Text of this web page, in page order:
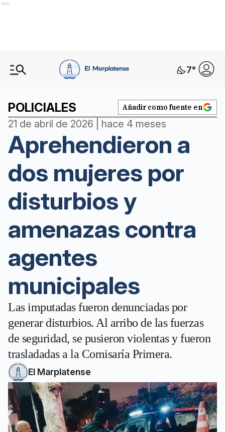
Ads
7°
POLICIALES Añadir como fuente en
21 de abril de 2026 | hace 4 meses
Aprehendieron a
dos mujeres por
disturbios y
amenazas contra
agentes
municipales
Las imputadas fueron denunciadas por
generar disturbios. Al arribo de las fuerzas
de seguridad, se pusieron violentas y fueron
trasladadas a la Comisaría Primera.
El Marplatense